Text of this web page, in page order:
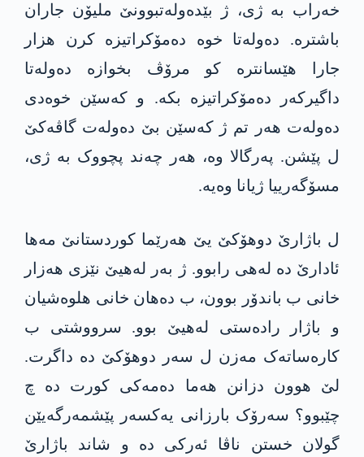
خەراب بە ژی، ژ بێدەولەتبوونێ ملیۆن جاران
باشترە. دەولەتا خوە دەمۆکراتیزە کرن ھزار
جارا ھێسانترە کو مرۆڤ بخوازە دەولەتا
داگیرکەر دەمۆکراتیزە بکە. و کەسێن خوەدی
دەولەت ھەر تم ژ کەسێن بێ دەولەت گاڤەکێ
ل پێشن. پەرگالا وە، ھەر چەند پچووک بە ژی،
مسۆگەرییا ژیانا وەیە.
ل باژارێ دوھۆکێ یێ ھەرێما کوردستانێ مەھا
ئادارێ دە لەھی رابوو. ژ بەر لەھیێ نێزی ھەزار
خانی ب باندۆر بوون، ب دەھان خانی ھلوەشیان
و باژار رادەستی لەھیێ بوو. سرووشتی ب
کارەساتەک مەزن ل سەر دوھۆکێ دە داگرت.
لێ ھوون دزانن ھەما دەمەکی کورت دە چ
چێبوو؟ سەرۆک بارزانی یەکسەر پێشمەرگەیێن
گولان خستن ناڤا ئەرکی دە و شاند باژارێ